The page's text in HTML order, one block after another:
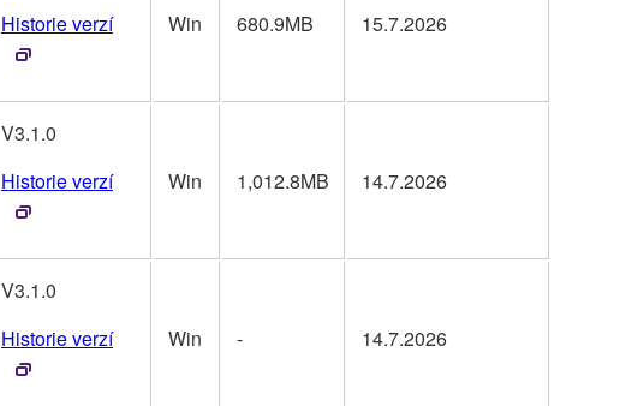
Historie verzí
Win 680.9MB 15.7.2026
V3.1.0
Historie verzí
Win 1,012.8MB 14.7.2026
V3.1.0
Historie verzí
Win - 14.7.2026